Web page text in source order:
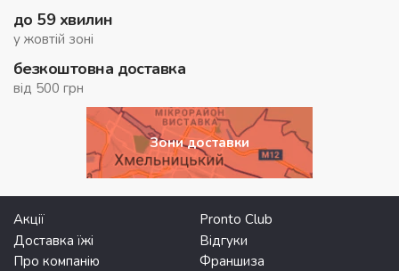
до 59 хвилин
у жовтій зоні
безкоштовна доставка
від 500 грн
Зони доставки
Акції
Pronto Club
Доставка їжі
Відгуки
Про компанію
Франшиза